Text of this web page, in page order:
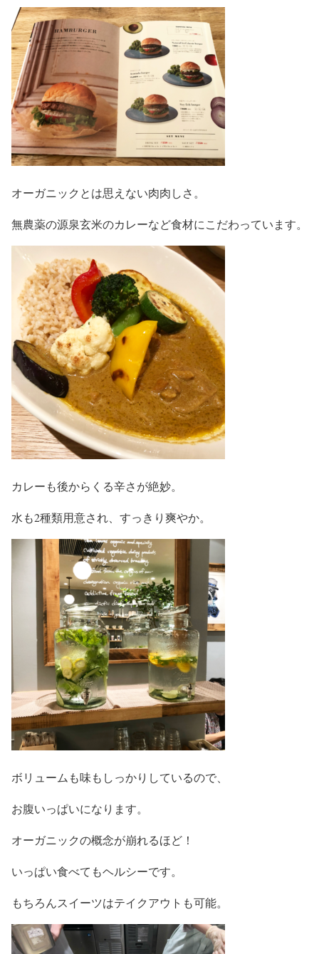
オーガニックとは思えない肉肉しさ。
無農薬の源泉玄米のカレーなど食材にこだわっています。
カレーも後からくる辛さが絶妙。
水も2種類用意され、すっきり爽やか。
ボリュームも味もしっかりしているので、
お腹いっぱいになります。
オーガニックの概念が崩れるほど！
いっぱい食べてもヘルシーです。
もちろんスイーツはテイクアウトも可能。